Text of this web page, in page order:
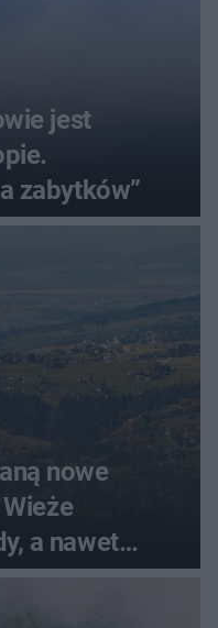
jest
zabytków”
nowe
a nawet